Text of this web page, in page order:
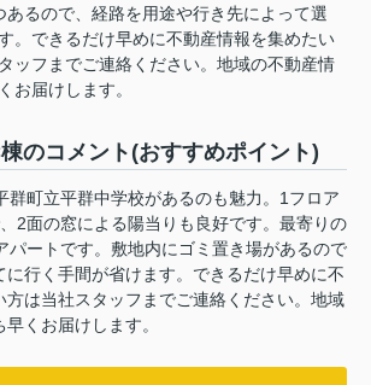
あるので、経路を用途や行き先によって選
。できるだけ早めに不動産情報を集めたい
ッフまでご連絡ください。地域の不動産情
お届けします。
のコメント(おすすめポイント)
群町立平群中学校があるのも魅力。1フロア
2面の窓による陽当りも良好です。最寄りの
パートです。敷地内にゴミ置き場があるので
に行く手間が省けます。できるだけ早めに不
方は当社スタッフまでご連絡ください。地域
くお届けします。